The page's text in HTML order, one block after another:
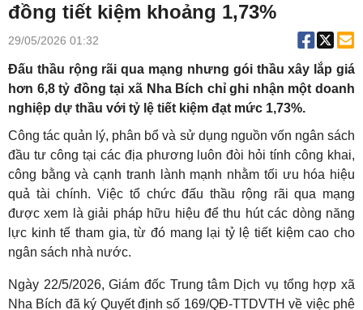
đồng tiết kiệm khoảng 1,73%
29/05/2026 01:32
Đấu thầu rộng rãi qua mạng nhưng gói thầu xây lắp giá
hơn 6,8 tỷ đồng tại xã Nha Bích chỉ ghi nhận một doanh
nghiệp dự thầu với tỷ lệ tiết kiệm đạt mức 1,73%.
Công tác quản lý, phân bổ và sử dụng nguồn vốn ngân sách
đầu tư công tại các địa phương luôn đòi hỏi tính công khai,
công bằng và cạnh tranh lành mạnh nhằm tối ưu hóa hiệu
quả tài chính. Việc tổ chức đấu thầu rộng rãi qua mạng
được xem là giải pháp hữu hiệu để thu hút các dòng năng
lực kinh tế tham gia, từ đó mang lại tỷ lệ tiết kiệm cao cho
ngân sách nhà nước.
Ngày 22/5/2026, Giám đốc Trung tâm Dịch vụ tổng hợp xã
Nha Bích đã ký Quyết định số 169/QĐ-TTDVTH về việc phê